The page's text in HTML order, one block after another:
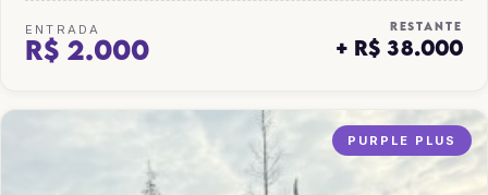
ENTRADA
R$ 2.000
RESTANTE
+ R$ 38.000
PURPLE PLUS